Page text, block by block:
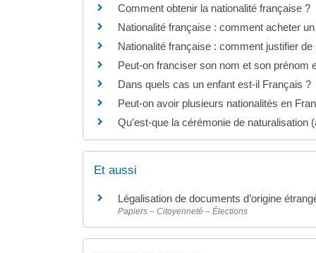
Comment obtenir la nationalité française ?
Nationalité française : comment acheter
Nationalité française : comment justifier
Peut-on franciser son nom et son prénom
Dans quels cas un enfant est-il Français ?
Peut-on avoir plusieurs nationalités en
Qu’est-que la cérémonie de
Et aussi
Légalisation de documents d’origine
Papiers – Citoyenneté – Élections